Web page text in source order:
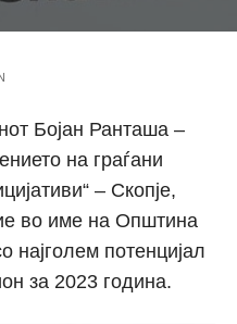
Бојан Ранташа –
на граѓани
– Скопје,
во име на Општина
најголем потенцијал
за 2023 година.